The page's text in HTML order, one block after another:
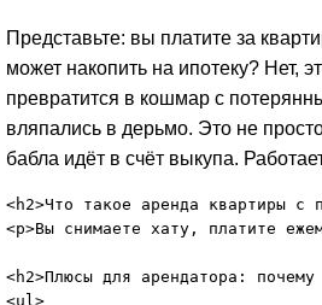
Представьте: вы платите за
может накопить на ипотеку? Нет,
превратится в кошмар с
вляпались в дерьмо. Это не
бабла идёт в счёт выкупа.
<h2>Что такое аренда квартиры с
<p>Вы снимаете хату, платите
<h2>Плюсы для арендатора:
<ul>